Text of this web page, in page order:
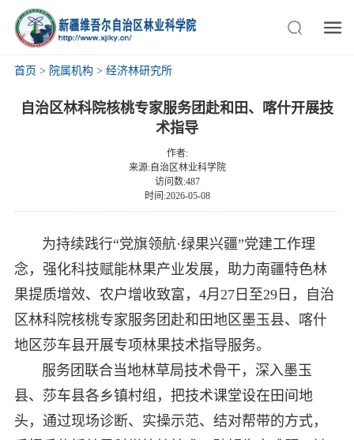
首页 > 院属机构> 经济林研究所
自治区林科院核桃专家服务团赴和田、喀什开展技
术指导
作者:
来源:自治区林业科学院
访问数:487
时间:2026-05-08
为持续践行“党旗领航·绿果兴疆”党建工作理
念，强化科技赋能林果产业发展，助力南疆特色林
果提质增效、农户增收致富，4月27日至29日，自治
区林科院核桃专家服务团赴和田地区墨玉县、喀什
地区莎车县开展专项林果技术指导服务。
服务团联合当地林草局技术骨干，深入墨玉
县、莎车县各乡镇村组，把技术课堂设在田间地
头，通过现场诊断、实操示范、结对帮带的方式，